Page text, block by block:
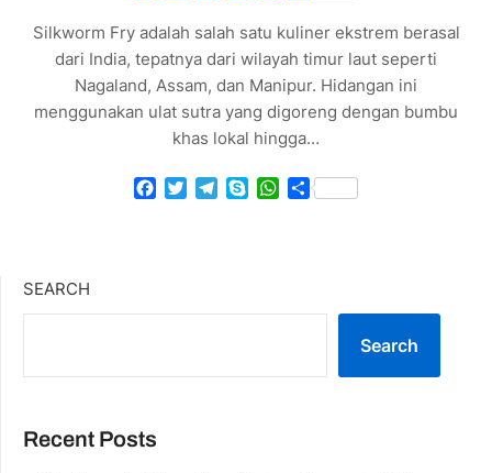
Silkworm Fry adalah salah satu kuliner ekstrem berasal
dari India, tepatnya dari wilayah timur laut seperti
Nagaland, Assam, dan Manipur. Hidangan ini
menggunakan ulat sutra yang digoreng dengan bumbu
khas lokal hingga…
Facebook
TwitterTelegram
SkypeWhatsApp
Share
SEARCH
Search
Recent Posts